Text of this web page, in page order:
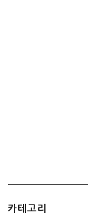
카테고리